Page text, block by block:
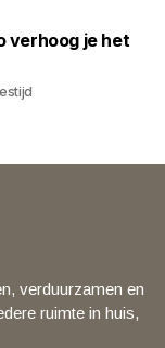
verhoog je het
verduurzamen en
ruimte in huis,